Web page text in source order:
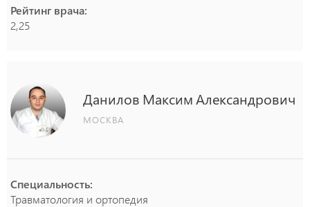
Рейтинг врача:
2,25
Данилов МаксимАлександрович
МОСКВА
Специальность:
Травматология и ортопедия